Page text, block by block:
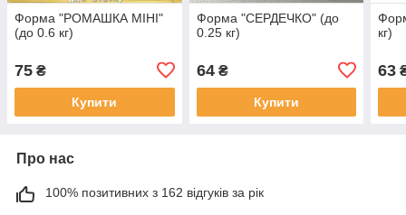
Форма "РОМАШКА МІНІ"
(до 0.6 кг)
75 ₴
Купити
Форма "СЕРДЕЧКО" (до
0.25 кг)
64₴
Купити
кг)
63
Про нас
100% позитивних з 162 відгуків за рік